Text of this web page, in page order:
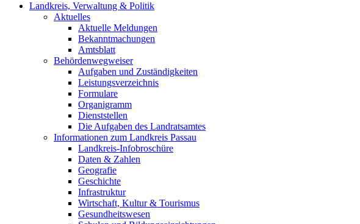
Landkreis, Verwaltung & Politik
Aktuelles
Aktuelle Meldungen
Bekanntmachungen
Amtsblatt
Behördenwegweiser
Aufgaben und Zuständigkeiten
Leistungsverzeichnis
Formulare
Organigramm
Dienststellen
Die Aufgaben des Landratsamtes
Informationen zum Landkreis Passau
Landkreis-Infobroschüre
Daten & Zahlen
Geografie
Geschichte
Infrastruktur
Wirtschaft, Kultur & Tourismus
Gesundheitswesen